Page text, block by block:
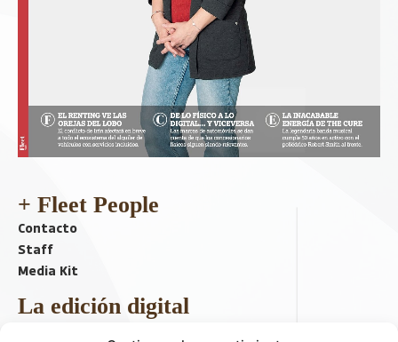
+ Fleet People
Contacto
Staff
Media Kit
La edición digital
Descargar último ejemplar